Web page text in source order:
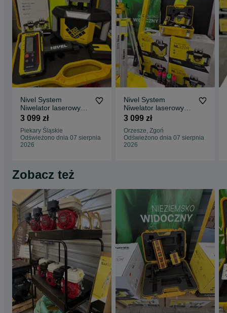
Nivel System
Niwelator laserowy
NL320 R lata statyw
+ Dalmierz HDM Little
Friend
3 099 zł
Piekary Śląskie
Odświeżono dnia 07 sierpnia
2026
Nivel System
Niwelator laserowy
NL320 R lata statyw
3 099 zł
Orzesze, Zgoń
Odświeżono dnia 07 sierpnia
2026
Zobacz też